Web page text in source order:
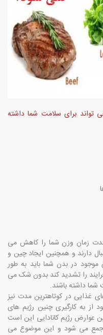
تواند برای سلامت شما داشته
زمان وزن شما را کاهش می
دارند و همچنین ایجاد چین و
در بدن شما باید به طور
را تشدید کند بدون شک می
شما داشته باشند.
غذایی در کوتاهترین مدت نیز
به کارگیری چنین رژیم های
عوارض رژیم کانادایی این است
جمع می شود و این موضوع می